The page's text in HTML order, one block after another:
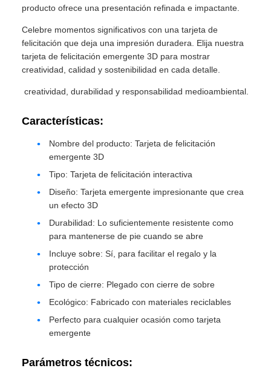
producto ofrece una presentación refinada e impactante.
Celebre momentos significativos con una tarjeta de
felicitación que deja una impresión duradera. Elija nuestra
tarjeta de felicitación emergente 3D para mostrar
creatividad, calidad y sostenibilidad en cada detalle.
creatividad, durabilidad y responsabilidad medioambiental.
Características:
Nombre del producto: Tarjeta de felicitación
emergente 3D
Tipo: Tarjeta de felicitación interactiva
Diseño: Tarjeta emergente impresionante que crea
un efecto 3D
Durabilidad: Lo suficientemente resistente como
para mantenerse de pie cuando se abre
Incluye sobre: Sí, para facilitar el regalo y la
protección
Tipo de cierre: Plegado con cierre de sobre
Ecológico: Fabricado con materiales reciclables
Perfecto para cualquier ocasión como tarjeta
emergente
Parámetros técnicos: